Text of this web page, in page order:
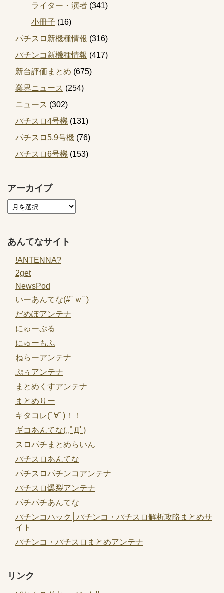
ライター・演者 (341)
小冊子 (16)
パチスロ新機種情報 (316)
パチンコ新機種情報 (417)
新台評価まとめ (675)
業界ニュース (254)
ニュース (302)
パチスロ4号機 (131)
パチスロ5.9号機 (76)
パチスロ6号機 (153)
アーカイブ
あんてなサイト
!ANTENNA?
2get
NewsPod
いーあんてな(#ﾟｗﾟ)
だめぽアンテナ
にゅーぷる
にゅーもふ
ねらーアンテナ
ぷぅアンテナ
まとめくすアンテナ
まとめりー
キタコレ(ﾟ∀ﾟ)！！
ギコあんてな(,,ﾟДﾟ)
スロパチまとめらいん
パチスロあんてな
パチスロパチンコアンテナ
パチスロ爆裂アンテナ
パチパチあんてな
パチンコハック│パチンコ・パチスロ解析攻略まとめサ
イト
パチンコ・パチスロまとめアンテナ
リンク